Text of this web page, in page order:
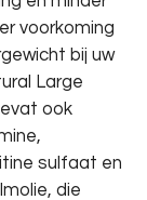
voorkoming
bij uw
Large
ook
sulfaat en
die